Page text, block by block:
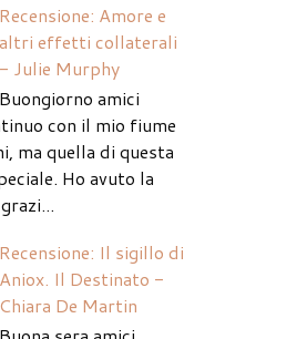
Recensione: Amore e
altri effetti collaterali
- Julie Murphy
Buongiorno amici
con il mio fiume
ma quella di questa
Ho avuto la
Recensione: Il sigillo di
Aniox. Il Destinato -
Chiara De Martin